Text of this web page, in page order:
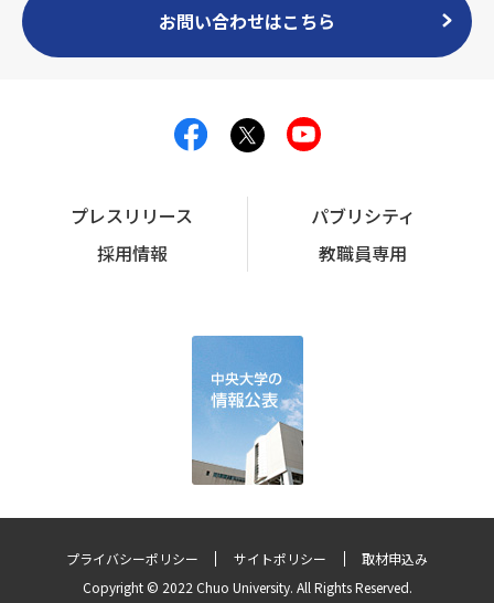
お問い合わせはこちら
プレスリリース
パブリシティ
採用情報
教職員専用
プライバシーポリシー サイトポリシー
取材申込み
Copyright © 2022 Chuo University. All Rights Reserved.